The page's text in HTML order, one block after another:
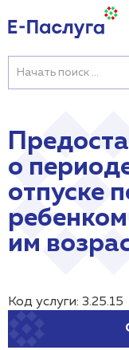
о
отпуске
им
Код услуги: 3.25.15